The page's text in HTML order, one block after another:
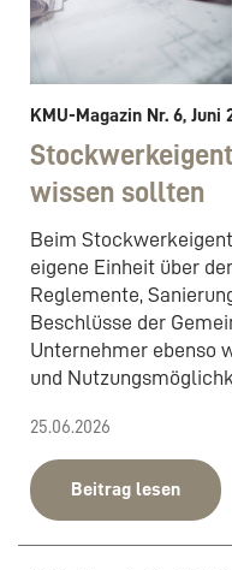
KMU-Magazin Nr. 6, Juni
wissen sollten
Beim
eigene Einheit über
Reglemente,
Beschlüsse der
Unternehmer ebenso
und
25.06.2026
Beitrag lesen